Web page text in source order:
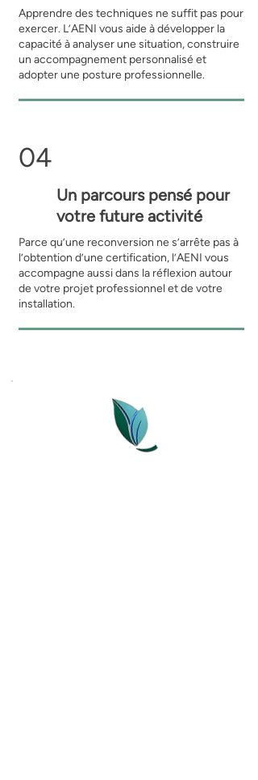
Apprendre des techniques ne suffit pas pour
exercer. L’AENI vous aide à développer la
capacité à analyser une situation, construire
un accompagnement personnalisé et
adopter une posture professionnelle.
04
Un parcours pensé pour
votre future activité
Parce qu’une reconversion ne s’arrête pas à
l’obtention d’une certification, l’AENI vous
accompagne aussi dans la réflexion autour
de votre projet professionnel et de votre
installation.